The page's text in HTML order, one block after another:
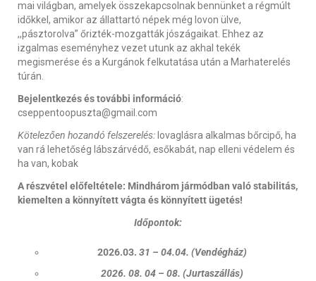
mai világban, amelyek összekapcsolnak bennünket a régmúlt
időkkel, amikor az állattartó népek még lovon ülve,
,,pásztorolva” őrizték-mozgatták jószágaikat. Ehhez az
izgalmas eseményhez vezet utunk az akhal tekék
megismerése és a Kurgánok felkutatása után a Marhaterelés
túrán.
Bejelentkezés és további információ:
cseppentoopuszta@gmail.com
Kötelezően hozandó felszerelés: lovaglásra alkalmas bőrcipő, ha
van rá lehetőség lábszárvédő, esőkabát, nap elleni védelem és
ha van, kobak
A részvétel előfeltétele: Mindhárom jármódban való stabilitás,
kiemelten a könnyített vágta és könnyített ügetés!
Időpontok:
2026.03.31 – 04.04. (Vendégház)
2026. 08. 04 – 08. (Jurtaszállás)